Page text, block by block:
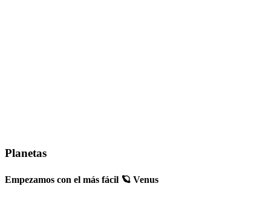
Planetas
Empezamos con el más fácil 🪐 Venus